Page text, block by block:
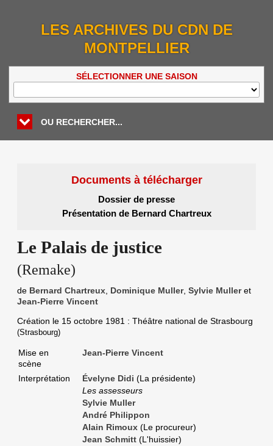
LES ARCHIVES DU CDN DE
MONTPELLIER
SÉLECTIONNER UNE SAISON
OU RECHERCHER...
Documents à télécharger
Dossier de presse
Présentation de Bernard Chartreux
Le Palais de justice
(Remake)
de Bernard Chartreux Dominique Muller, Sylvie Mulleret
Jean-Pierre Vincent
Création le 15 octobre 1981 : Théâtre national de Strasbourg
(Strasbourg)
Mise en
scène
Jean-Pierre Vincent
Interprétation Évelyne Didi (La présidente)
Les assesseurs
Sylvie Muller
André Philippon
Alain Rimoux (Le procureur)
Jean Schmitt (L'huissier)